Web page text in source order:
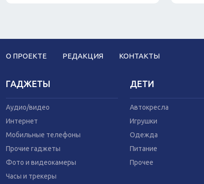
О ПРОЕКТЕ РЕДАКЦИЯ КОНТАКТЫ
ГАДЖЕТЫ
Аудио/видео
Интернет
Мобильные телефоны
Прочие гаджеты
Фото и видеокамеры
Часы и трекеры
ДЕТИ
Автокресла
Игрушки
Одежда
Питание
Прочее